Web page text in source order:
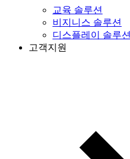
교육 솔루션
비지니스 솔루션
디스플레이 솔루션
고객지원